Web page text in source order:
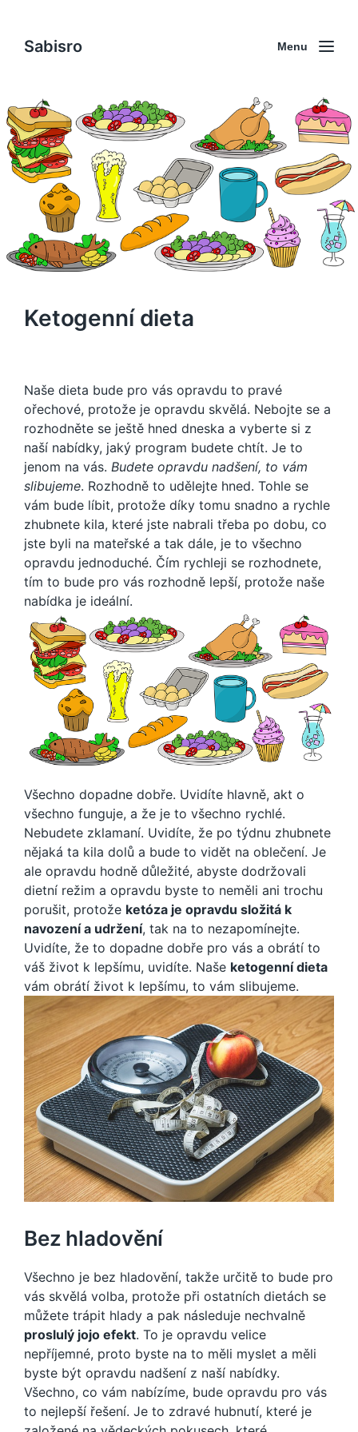
Sabisro Menu
Ketogenní dieta
Naše dieta bude pro vás opravdu to pravé
ořechové, protože je opravdu skvělá. Nebojte se a
rozhodněte se ještě hned dneska a vyberte si z
naší nabídky, jaký program budete chtít. Je to
jenom na vás. Budete opravdu nadšení, to vám
slibujeme. Rozhodně to udělejte hned. Tohle se
vám bude líbit, protože díky tomu snadno a rychle
zhubnete kila, které jste nabrali třeba po dobu, co
jste byli na mateřské a tak dále, je to všechno
opravdu jednoduché. Čím rychleji se rozhodnete,
tím to bude pro vás rozhodně lepší, protože naše
nabídka je ideální.
Všechno dopadne dobře. Uvidíte hlavně, akt o
všechno funguje, a že je to všechno rychlé.
Nebudete zklamaní. Uvidíte, že po týdnu zhubnete
nějaká ta kila dolů a bude to vidět na oblečení. Je
ale opravdu hodně důležité, abyste dodržovali
dietní režim a opravdu byste to neměli ani trochu
porušit, protože ketóza je opravdu složitá k
navození a udržení, tak na to nezapomínejte.
Uvidíte, že to dopadne dobře pro vás a obrátí to
váš život k lepšímu, uvidíte. Naše ketogenní dieta
vám obrátí život k lepšímu, to vám slibujeme.
Bez hladovění
Všechno je bez hladovění, takže určitě to bude pro
vás skvělá volba, protože při ostatních dietách se
můžete trápit hlady a pak následuje nechvalně
proslulý jojo efekt. To je opravdu velice
nepříjemné, proto byste na to měli myslet a měli
byste být opravdu nadšení z naší nabídky.
Všechno, co vám nabízíme, bude opravdu pro vás
to nejlepší řešení. Je to zdravé hubnutí, které je